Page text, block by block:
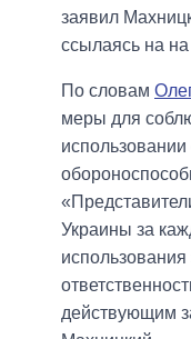
заявил
ссылаясь на
По словам
меры для
Украины за
использования
действующим